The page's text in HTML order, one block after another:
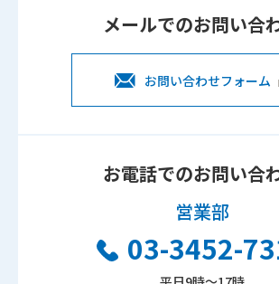
メールでのお問い合
お問い合わせフォーム
お電話でのお問い合
営業部
03-3452-